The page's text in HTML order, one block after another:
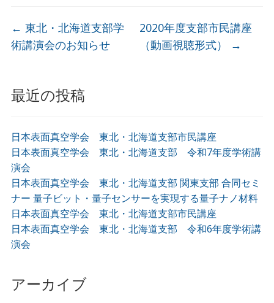
最近の投稿
日本表面真空学会 東北・北海道支部市民講座
日本表面真空学会 東北・北海道支部 令和7年度学術講
演会
日本表面真空学会 東北・北海道支部 関東支部 合同セミ
ナー 量子ビット・量子センサーを実現する量子ナノ材料
日本表面真空学会 東北・北海道支部市民講座
日本表面真空学会 東北・北海道支部 令和6年度学術講
演会
アーカイブ
← 東北・北海道支部学
術講演会のお知らせ
2020年度支部市民講座
（動画視聴形式）
→